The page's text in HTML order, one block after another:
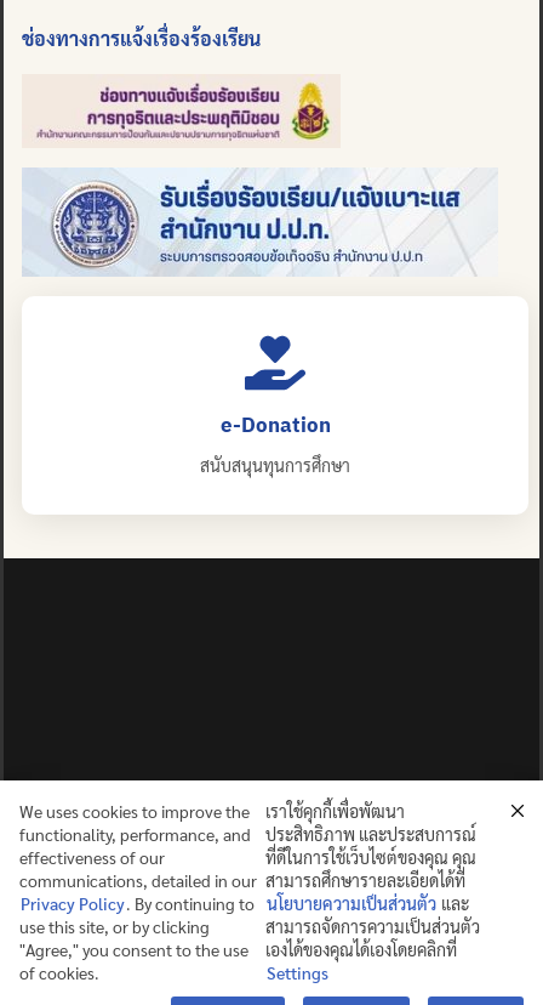
ช่องทางการแจ้งเรื่องร้องเรียน
e-Donation
สนับสนุนทุนการศึกษา
ปญฺญาย ปริสุชฺฌติ (คนย่อมบริสุทธิ์ด้วยปัญญา)
©2025 MAHIDOL WITTAYANUSORN SCHOOL. ALL RIGHTS
RESERVED.
We uses cookies to improve the
functionality, performance, and
effectiveness of our
communications, detailed in our
Privacy Policy. By continuing to
use this site, or by clicking
"Agree," you consent to the use
of cookies.
เราใช้คุกกี้เพื่อพัฒนา
ประสิทธิภาพ และประสบการณ์
ที่ดีในการใช้เว็บไซต์ของคุณ คุณ
สามารถศึกษารายละเอียดได้ที่
นโยบายความเป็นส่วนตัว และ
สามารถจัดการความเป็นส่วนตัว
เองได้ของคุณได้เองโดยคลิกที่
Settings
Contact us